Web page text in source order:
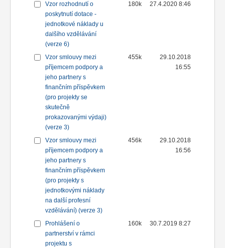
Vzor rozhodnutí o
poskytnutí dotace -
jednotkové náklady u
dalšího vzdělávání
(verze 6)
180k 27.4.2020 8:46
Vzor smlouvy mezi
příjemcem podpory a
jeho partnery s
finančním příspěvkem
(pro projekty se
skutečně
prokazovanými výdaji)
(verze 3)
455k
29.10.2018
16:55
Vzor smlouvy mezi
příjemcem podpory a
jeho partnery s
finančním příspěvkem
(pro projekty s
jednotkovými náklady
na další profesní
vzdělávání) (verze 3)
456k
29.10.2018
16:56
Prohlášení o
partnerství v rámci
projektu s
160k 30.7.2019 8:27